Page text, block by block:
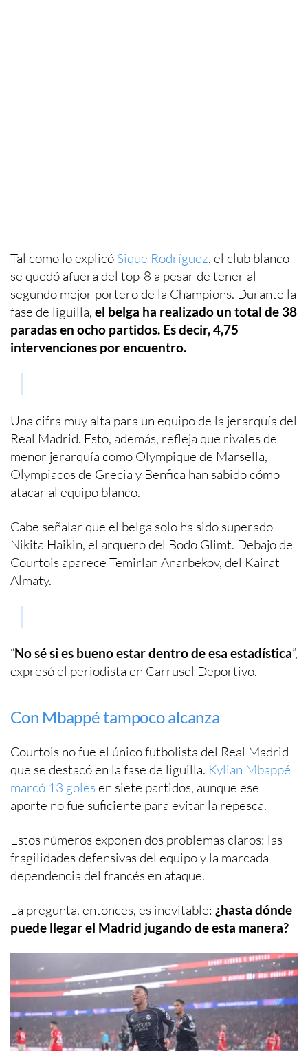
Tal como lo explicó Sique Rodríguez, el club blanco
se quedó afuera del top-8 a pesar de tener al
segundo mejor portero de la Champions. Durante la
fase de liguilla, el belga ha realizado un total de 38
paradas en ocho partidos. Es decir, 4,75
intervenciones por encuentro.
Una cifra muy alta para un equipo de la jerarquía del
Real Madrid. Esto, además, refleja que rivales de
menor jerarquía como Olympique de Marsella,
Olympiacos de Grecia y Benfica han sabido cómo
atacar al equipo blanco.
Cabe señalar que el belga solo ha sido superado
Nikita Haikin, el arquero del Bodo Glimt. Debajo de
Courtois aparece Temirlan Anarbekov, del Kairat
Almaty.
“No sé si es bueno estar dentro de esa estadística”,
expresó el periodista en Carrusel Deportivo.
Con Mbappé tampoco alcanza
Courtois no fue el único futbolista del Real Madrid
que se destacó en la fase de liguilla. Kylian Mbappé
marcó 13 goles en siete partidos, aunque ese
aporte no fue suficiente para evitar la repesca.
Estos números exponen dos problemas claros: las
fragilidades defensivas del equipo y la marcada
dependencia del francés en ataque.
La pregunta, entonces, es inevitable: ¿hasta dónde
puede llegar el Madrid jugando de esta manera?